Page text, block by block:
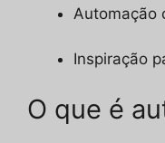
Automação
Inspiração
O que é